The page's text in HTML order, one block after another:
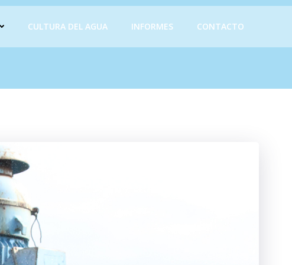
CULTURA DEL AGUA INFORMES CONTACTO